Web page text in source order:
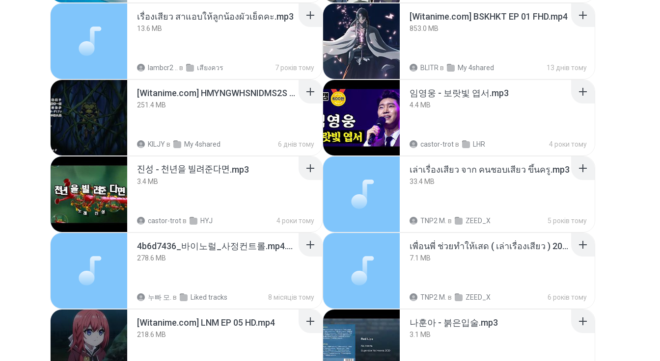
เรื่องเสียว สาแอบให้ลูกน้องผัวเย็ดคะ.mp3
13.6 MB
lambcr2 .. в เสียงควร 7 років тому
[Witanime.com] BSKHKT EP 01 FHD.mp4
853.0 MB
BLITR в My 4shared 13 днів тому
[Witanime.com] HMYNGWHSNIDMS2S EP 05 HD.mp4
251.4 MB
KILJY в My 4shared 6 днів тому
임영웅 - 보랏빛 엽서.mp3
4.4 MB
castor-trot в LHR 4 роки тому
진성 - 천년을 빌려준다면.mp3
3.4 MB
castor-trot в HYJ 4 роки тому
เล่าเรื่องเสียว จาก คนชอบเสียว ขึ้นครู.mp3
33.4 MB
TNP2 M. в ZEED_X 5 років тому
4b6d7436_바이노럴_사정컨트롤.mp4.m4a
278.6 MB
누빠 모. в Liked tracks 8 місяців тому
เพื่อนพี่ ช่วยทำให้เสด ( เล่าเรื่องเสียว ) 201.mp3
7.1 MB
TNP2 M. в ZEED_X 6 років тому
[Witanime.com] LNM EP 05 HD.mp4
218.6 MB
나훈아 - 붉은입술.mp3
3.1 MB